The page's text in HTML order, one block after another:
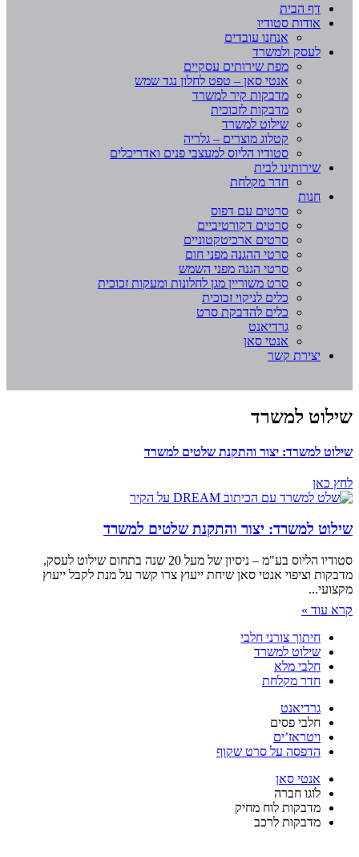
דף הבית
אודות סטודיו
אנחנו עובדים
לעסק ולמשרד
מפת שירותים עסקיים
אנטי סאן – טפט לחלון נגד שמש
מדבקות קיר למשרד
מדבקות לזכוכית
שילוט למשרד
קטלוג מוצרים – גלריה
סטודיו הליוס למעצבי פנים ואדריכלים
שירותינו לבית
חדר מקלחת
חנות
סרטים עם דפוס
סרטים דקורטיביים
סרטים ארכיטקטוניים
סרטי ההגנה מפני חום
סרטי הגנה מפני השמש
סרט משוריין מגן לחלונות ומעקות זכוכית
כלים לניקוי זכוכית
כלים להדבקת סרט
גרדיאנט
אנטי סאן
יצירת קשר
שילוט למשרד
שילוט למשרד: יצור והתקנת שלטים למשרד
לחץ כאן
שילוט למשרד: יצור והתקנת שלטים למשרד
סטודיו הליוס בע"מ – ניסיון של מעל 20 שנה בתחום שילוט לעסק,
מדבקות וציפוי אנטי סאן שיחת ייעוץ צרו קשר על מנת לקבל ייעוץ
מקצועי
קרא עוד »
חיתוך צורני חלבי
שילוט למשרד
חלבי מלא
חדר מקלחת
גרדיאנט
חלבי פסים
ויטראז’ים
הדפסה על סרט שקוף
אנטי סאן
לֹוגו חברה
מדבקות לוח מחיק
מדבקות לרכב